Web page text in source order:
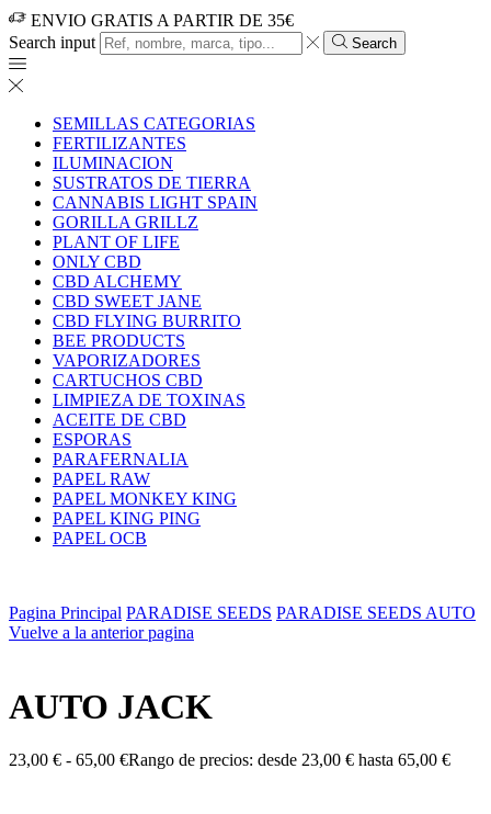
ENVIO GRATIS A PARTIR DE 35€
Search input
Search
SEMILLAS CATEGORIAS
FERTILIZANTES
ILUMINACION
SUSTRATOS DE TIERRA
CANNABIS LIGHT SPAIN
GORILLA GRILLZ
PLANT OF LIFE
ONLY CBD
CBD ALCHEMY
CBD SWEET JANE
CBD FLYING BURRITO
BEE PRODUCTS
VAPORIZADORES
CARTUCHOS CBD
LIMPIEZA DE TOXINAS
ACEITE DE CBD
ESPORAS
PARAFERNALIA
PAPEL RAW
PAPEL MONKEY KING
PAPEL KING PING
PAPEL OCB
Pagina Principal PARADISE SEEDS PARADISE SEEDS AUTO
Vuelve a la anterior pagina
AUTO JACK
23,00 € - 65,00 €Rango de precios: desde 23,00 € hasta 65,00 €